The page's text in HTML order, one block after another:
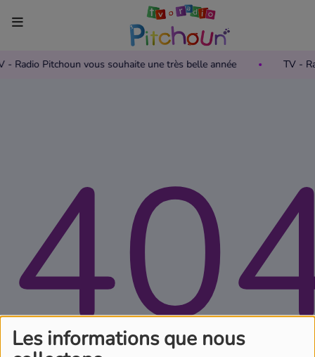
Les informations que nous
- Radio Pitchoun vous souhaite une très belle année TV -
Accueil
Où regarder TV Pitchoun ?
Radio
Grille des programmes Radio
Où écouter Radio Pitchoun ?